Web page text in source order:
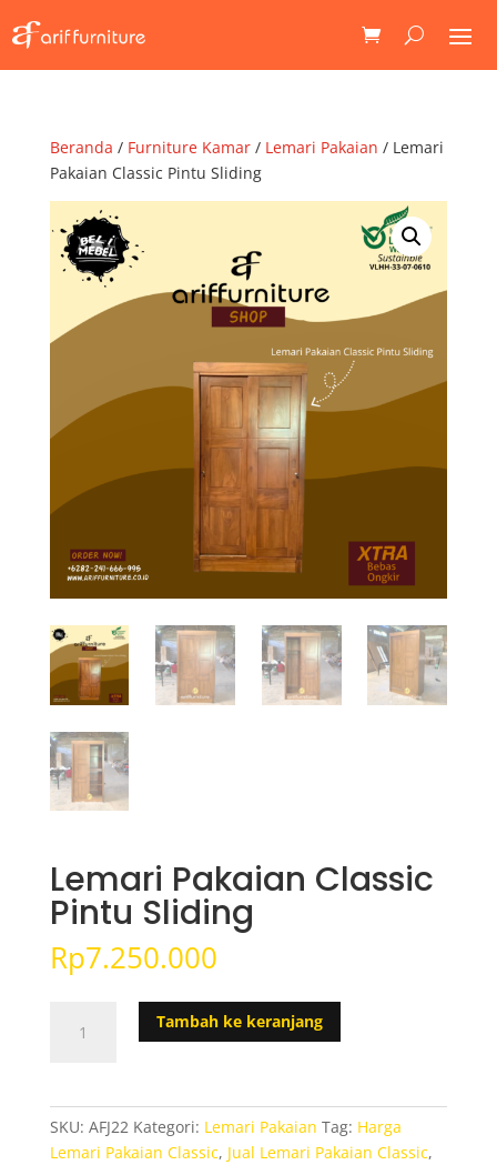
Beranda / Furniture Kamar/ Lemari Pakaian / Lemari
Pakaian Classic Pintu Sliding
Lemari Pakaian Classic
Pintu Sliding
Rp7.250.000
Lemari
Sliding
Tambah ke keranjang
SKU: AFJ22 Kategori: Lemari Pakaian Tag: Harga
Lemari Pakaian Classic, Jual Lemari Pakaian Classic,